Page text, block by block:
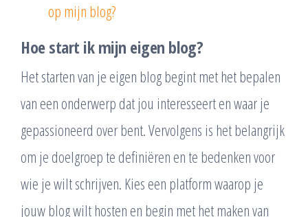
op mijn blog?
Hoe start ik mijn eigen blog?
Het starten van je eigen blog begint met het bepalen
van een onderwerp dat jou interesseert en waar je
gepassioneerd over bent. Vervolgens is het belangrijk
om je doelgroep te definiëren en te bedenken voor
wie je wilt schrijven. Kies een platform waarop je
jouw blog wilt hosten en begin met het maken van